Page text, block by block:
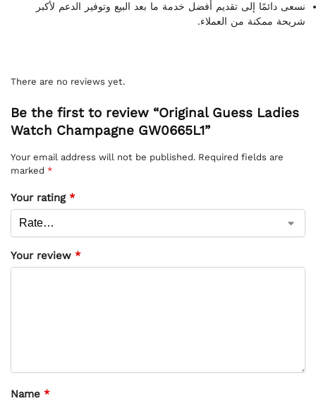
نسعى دائمًا إلى تقديم أفضل خدمة ما بعد البيع وتوفير الدعم لأكبر
شريحة ممكنة من العملاء.
There are no reviews yet.
Be the first to review “Original Guess Ladies
Watch Champagne GW0665L1”
Your email address will not be published. Required fields are
marked *
Your rating *
Your review *
Name *